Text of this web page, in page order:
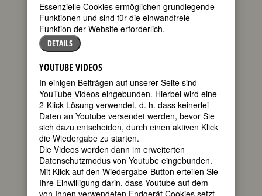
Schardt)
geboren
am 25.
Dezember
1742 in
Eisenach
gestorben
am 6. Januar
1827 in Weimar
deutsche Hofdame und
Schriftstellerin; Freundin Goethes
280. Geburtstag am 25. Dezember
2022
Biografie•Zitate•Literatur & Quellen
Essenzielle Cookies ermöglichen grundlegende
Funktionen und sind für die einwandfreie
Funktion der Website erforderlich.
DETAILS
YOUTUBE VIDEOS
In einigen Beiträgen auf unserer Seite sind
YouTube-Videos eingebunden. Hierbei wird eine
2-Klick-Lösung verwendet, d. h. dass keinerlei
Daten an Youtube versendet werden, bevor Sie
sich dazu entscheiden, durch einen aktiven Klick
die Wiedergabe zu starten.
Die Videos werden dann im erweiterten
Datenschutzmodus von Youtube eingebunden.
Mit Klick auf den Wiedergabe-Button erteilen Sie
Ihre Einwilligung darin, dass Youtube auf dem
von Ihnen verwendeten Endgerät Cookies setzt,